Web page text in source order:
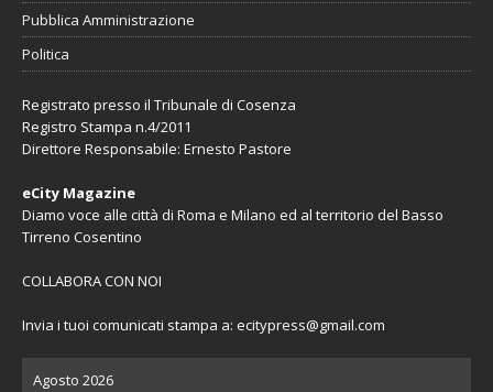
Pubblica Amministrazione
Politica
Registrato presso il Tribunale di Cosenza
Registro Stampa n.4/2011
Direttore Responsabile: Ernesto Pastore
eCity Magazine
Diamo voce alle città di Roma e Milano ed al territorio del Basso
Tirreno Cosentino
COLLABORA CON NOI
Invia i tuoi comunicati stampa a: ecitypress@gmail.com
Agosto 2026